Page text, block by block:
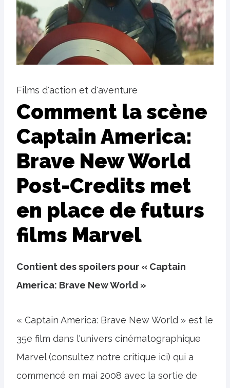
Films d'action et d'aventure
Comment la scène
Captain America:
Brave New World
Post-Credits met
en place de futurs
films Marvel
Contient des spoilers pour « Captain
America: Brave New World »
« Captain America: Brave New World » est le
35e film dans l'univers cinématographique
Marvel (consultez notre critique ici) qui a
commencé en mai 2008 avec la sortie de